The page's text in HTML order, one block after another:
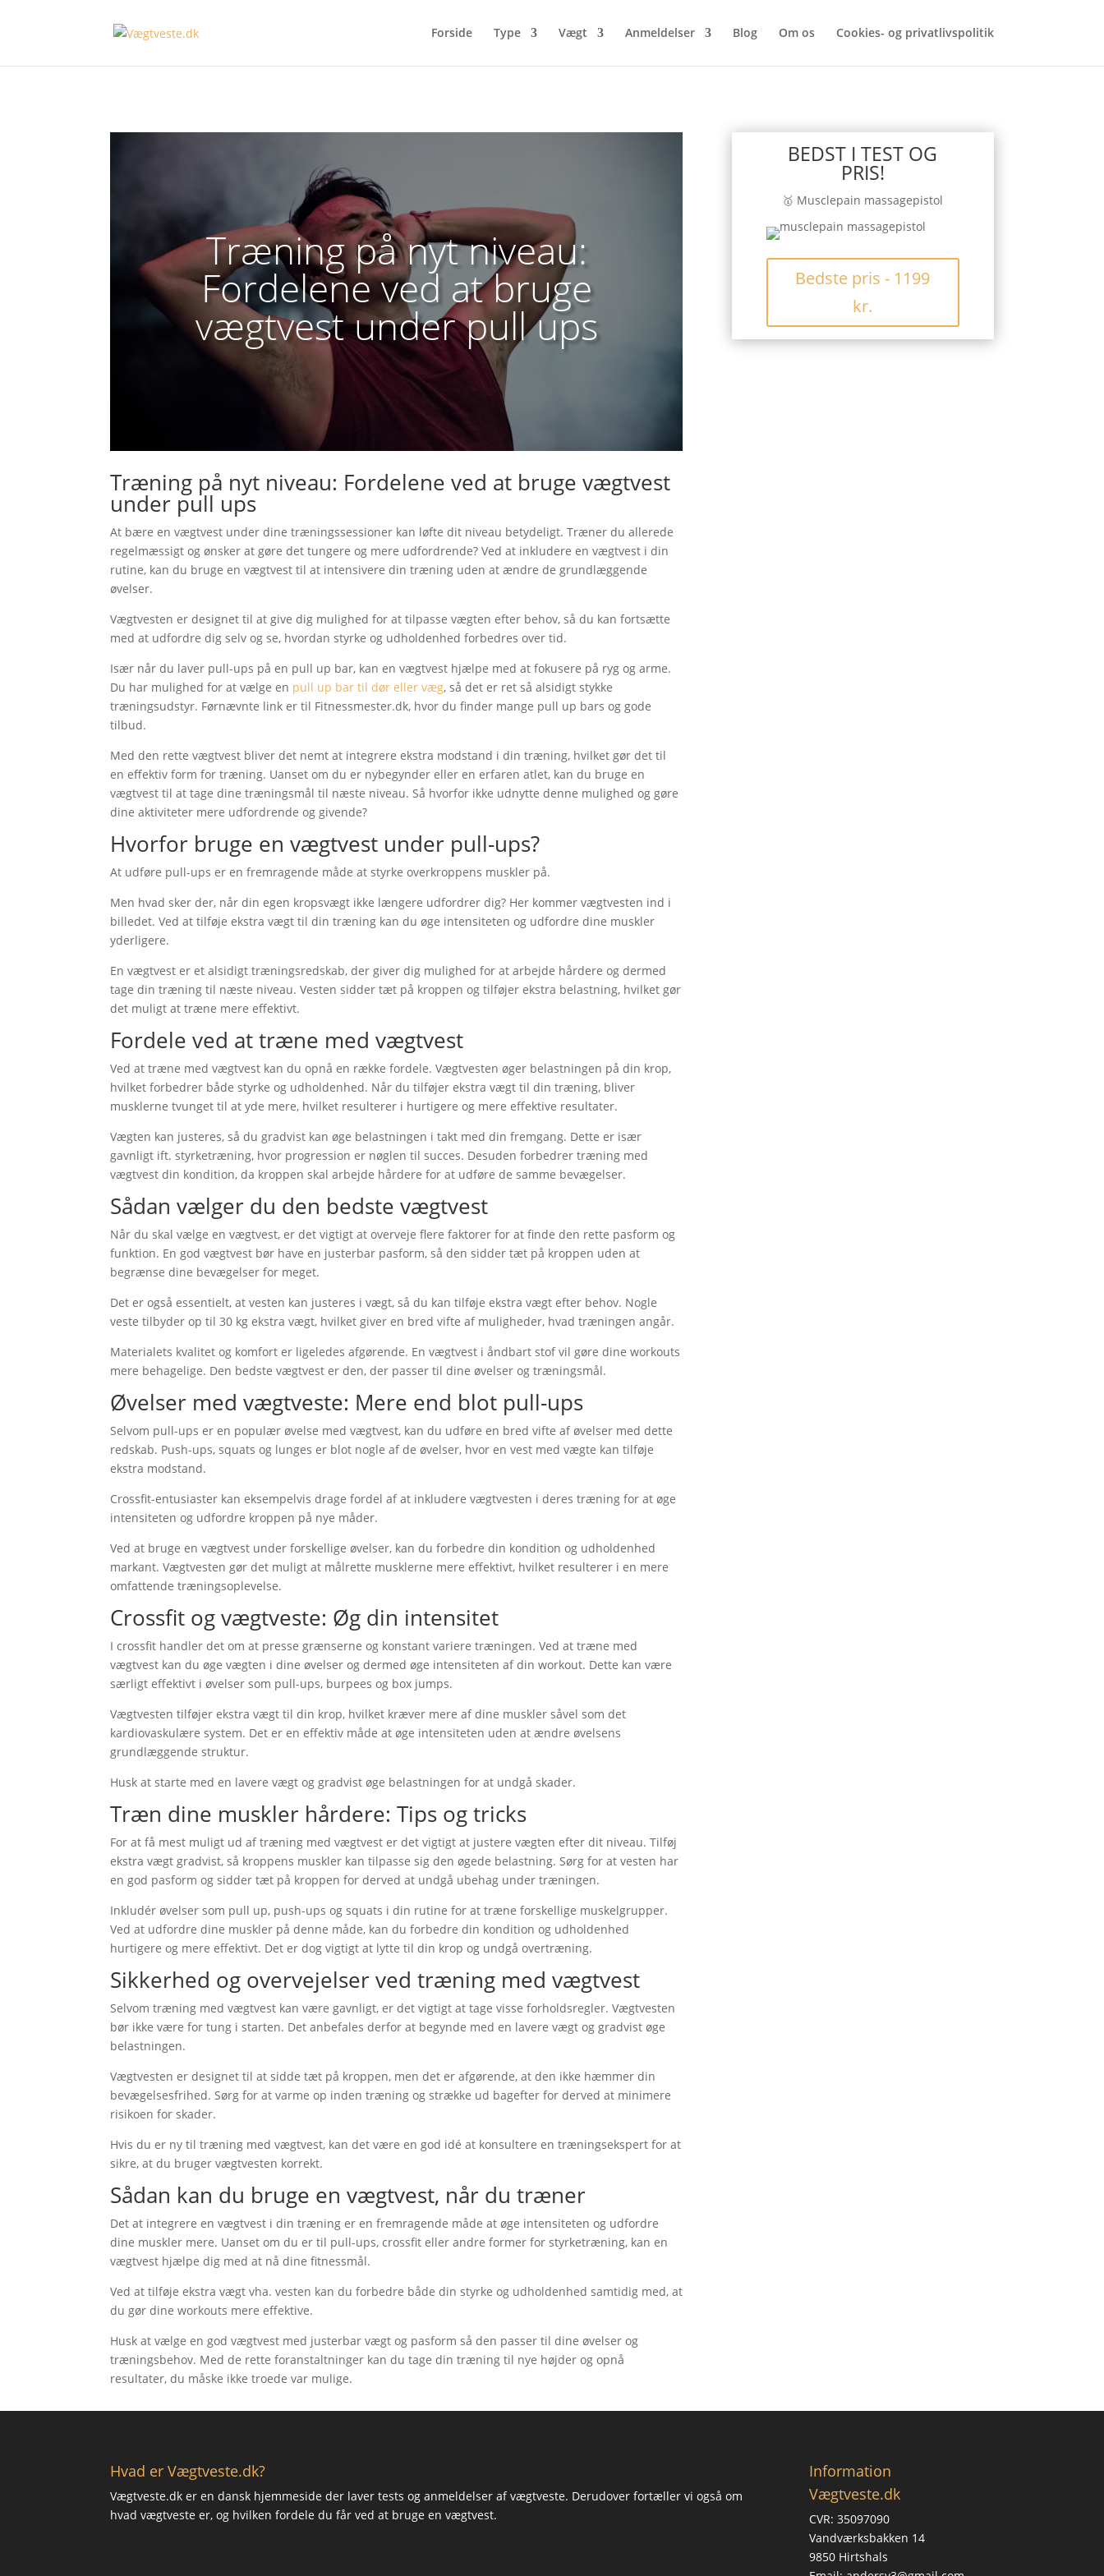
Forside Type Vægt Anmeldelser Blog Om os Cookies- og privatlivspolitik
Træning på nyt niveau:
Fordelene ved at bruge
vægtvest under pull ups
Træning på nyt niveau: Fordelene ved at bruge vægtvest
under pull ups
At bære en vægtvest under dine træningssessioner kan løfte dit niveau betydeligt. Træner du allerede
regelmæssigt og ønsker at gøre det tungere og mere udfordrende? Ved at inkludere en vægtvest i din
rutine, kan du bruge en vægtvest til at intensivere din træning uden at ændre de grundlæggende
øvelser.
Vægtvesten er designet til at give dig mulighed for at tilpasse vægten efter behov, så du kan fortsætte
med at udfordre dig selv og se, hvordan styrke og udholdenhed forbedres over tid.
Især når du laver pull-ups på en pull up bar, kan en vægtvest hjælpe med at fokusere på ryg og arme.
Du har mulighed for at vælge en pull up bar til dør eller væg, så det er ret så alsidigt stykke
træningsudstyr. Førnævnte link er til Fitnessmester.dk, hvor du finder mange pull up bars og gode
tilbud.
Med den rette vægtvest bliver det nemt at integrere ekstra modstand i din træning, hvilket gør det til
en effektiv form for træning. Uanset om du er nybegynder eller en erfaren atlet, kan du bruge en
vægtvest til at tage dine træningsmål til næste niveau. Så hvorfor ikke udnytte denne mulighed og gøre
dine aktiviteter mere udfordrende og givende?
Hvorfor bruge en vægtvest under pull-ups?
At udføre pull-ups er en fremragende måde at styrke overkroppens muskler på.
Men hvad sker der, når din egen kropsvægt ikke længere udfordrer dig? Her kommer vægtvesten ind i
billedet. Ved at tilføje ekstra vægt til din træning kan du øge intensiteten og udfordre dine muskler
yderligere.
En vægtvest er et alsidigt træningsredskab, der giver dig mulighed for at arbejde hårdere og dermed
tage din træning til næste niveau. Vesten sidder tæt på kroppen og tilføjer ekstra belastning, hvilket gør
det muligt at træne mere effektivt.
Fordele ved at træne med vægtvest
Ved at træne med vægtvest kan du opnå en række fordele. Vægtvesten øger belastningen på din krop,
hvilket forbedrer både styrke og udholdenhed. Når du tilføjer ekstra vægt til din træning, bliver
musklerne tvunget til at yde mere, hvilket resulterer i hurtigere og mere effektive resultater.
Vægten kan justeres, så du gradvist kan øge belastningen i takt med din fremgang. Dette er især
gavnligt ift. styrketræning, hvor progression er nøglen til succes. Desuden forbedrer træning med
vægtvest din kondition, da kroppen skal arbejde hårdere for at udføre de samme bevægelser.
Sådan vælger du den bedste vægtvest
Når du skal vælge en vægtvest, er det vigtigt at overveje flere faktorer for at finde den rette pasform og
funktion. En god vægtvest bør have en justerbar pasform, så den sidder tæt på kroppen uden at
begrænse dine bevægelser for meget.
Det er også essentielt, at vesten kan justeres i vægt, så du kan tilføje ekstra vægt efter behov. Nogle
veste tilbyder op til 30 kg ekstra vægt, hvilket giver en bred vifte af muligheder, hvad træningen angår.
Materialets kvalitet og komfort er ligeledes afgørende. En vægtvest i åndbart stof vil gøre dine workouts
mere behagelige. Den bedste vægtvest er den, der passer til dine øvelser og træningsmål.
Øvelser med vægtveste: Mere end blot pull-ups
Selvom pull-ups er en populær øvelse med vægtvest, kan du udføre en bred vifte af øvelser med dette
redskab. Push-ups, squats og lunges er blot nogle af de øvelser, hvor en vest med vægte kan tilføje
ekstra modstand.
Crossfit-entusiaster kan eksempelvis drage fordel af at inkludere vægtvesten i deres træning for at øge
intensiteten og udfordre kroppen på nye måder.
Ved at bruge en vægtvest under forskellige øvelser, kan du forbedre din kondition og udholdenhed
markant. Vægtvesten gør det muligt at målrette musklerne mere effektivt, hvilket resulterer i en mere
omfattende træningsoplevelse.
Crossfit og vægtveste: Øg din intensitet
I crossfit handler det om at presse grænserne og konstant variere træningen. Ved at træne med
vægtvest kan du øge vægten i dine øvelser og dermed øge intensiteten af din workout. Dette kan være
særligt effektivt i øvelser som pull-ups, burpees og box jumps.
Vægtvesten tilføjer ekstra vægt til din krop, hvilket kræver mere af dine muskler såvel som det
kardiovaskulære system. Det er en effektiv måde at øge intensiteten uden at ændre øvelsens
grundlæggende struktur.
Husk at starte med en lavere vægt og gradvist øge belastningen for at undgå skader.
Træn dine muskler hårdere: Tips og tricks
For at få mest muligt ud af træning med vægtvest er det vigtigt at justere vægten efter dit niveau. Tilføj
ekstra vægt gradvist, så kroppens muskler kan tilpasse sig den øgede belastning. Sørg for at vesten har
en god pasform og sidder tæt på kroppen for derved at undgå ubehag under træningen.
Inkludér øvelser som pull up, push-ups og squats i din rutine for at træne forskellige muskelgrupper.
Ved at udfordre dine muskler på denne måde, kan du forbedre din kondition og udholdenhed
hurtigere og mere effektivt. Det er dog vigtigt at lytte til din krop og undgå overtræning.
Sikkerhed og overvejelser ved træning med vægtvest
Selvom træning med vægtvest kan være gavnligt, er det vigtigt at tage visse forholdsregler. Vægtvesten
bør ikke være for tung i starten. Det anbefales derfor at begynde med en lavere vægt og gradvist øge
belastningen.
Vægtvesten er designet til at sidde tæt på kroppen, men det er afgørende, at den ikke hæmmer din
bevægelsesfrihed. Sørg for at varme op inden træning og strække ud bagefter for derved at minimere
risikoen for skader.
Hvis du er ny til træning med vægtvest, kan det være en god idé at konsultere en træningsekspert for at
sikre, at du bruger vægtvesten korrekt.
Sådan kan du bruge en vægtvest, når du træner
Det at integrere en vægtvest i din træning er en fremragende måde at øge intensiteten og udfordre
dine muskler mere. Uanset om du er til pull-ups, crossfit eller andre former for styrketræning, kan en
vægtvest hjælpe dig med at nå dine fitnessmål.
Ved at tilføje ekstra vægt vha. vesten kan du forbedre både din styrke og udholdenhed samtidig med, at
du gør dine workouts mere effektive.
Husk at vælge en god vægtvest med justerbar vægt og pasform så den passer til dine øvelser og
træningsbehov. Med de rette foranstaltninger kan du tage din træning til nye højder og opnå
resultater, du måske ikke troede var mulige.
BEDST I TEST OG
PRIS!
🥇 Musclepain massagepistol
Bedste pris - 1199
kr.
Hvad er Vægtveste.dk?
Vægtveste.dk er en dansk hjemmeside der laver tests og anmeldelser af vægtveste. Derudover fortæller vi også om
hvad vægtveste er, og hvilken fordele du får ved at bruge en vægtvest.
Information
Vægtveste.dk
CVR: 35097090
Vandværksbakken 14
9850 Hirtshals